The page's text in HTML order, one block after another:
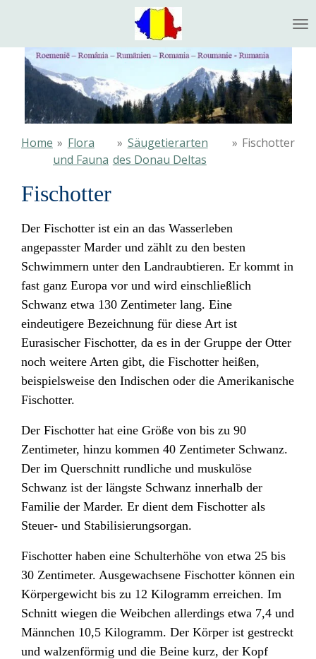
naar
hoofdinhoud
Home » Flora
und Fauna
» Säugetierarten
des Donau Deltas
» Fischotter
Fischotter
Der Fischotter ist ein an das Wasserleben
angepasster Marder und zählt zu den besten
Schwimmern unter den Landraubtieren. Er kommt in
fast ganz Europa vor und wird einschließlich
Schwanz etwa 130 Zentimeter lang. Eine
eindeutigere Bezeichnung für diese Art ist
Eurasischer Fischotter, da es in der Gruppe der Otter
noch weitere Arten gibt, die Fischotter heißen,
beispielsweise den Indischen oder die Amerikanische
Fischotter.
Der Fischotter hat eine Größe von bis zu 90
Zentimeter, hinzu kommen 40 Zentimeter Schwanz.
Der im Querschnitt rundliche und muskulöse
Schwanz ist der längste Schwanz innerhalb der
Familie der Marder. Er dient dem Fischotter als
Steuer- und Stabilisierungsorgan.
Fischotter haben eine Schulterhöhe von etwa 25 bis
30 Zentimeter. Ausgewachsene Fischotter können ein
Körpergewicht bis zu 12 Kilogramm erreichen. Im
Schnitt wiegen die Weibchen allerdings etwa 7,4 und
Männchen 10,5 Kilogramm. Der Körper ist gestreckt
und walzenförmig und die Beine kurz, der Kopf